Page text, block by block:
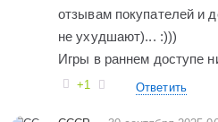
отзывам покупателей и
не ухудшают)... :)))
Игры в раннем доступе
+1 Ответить